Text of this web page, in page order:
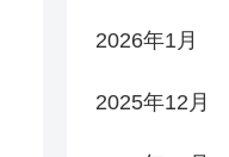
2026年1月
2025年12月